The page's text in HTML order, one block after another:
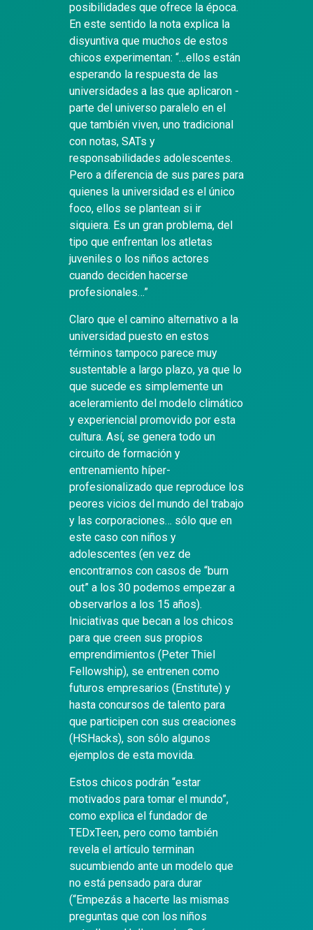
posibilidades que ofrece la época.
En este sentido la nota explica la
disyuntiva que muchos de estos
chicos experimentan: “…ellos están
esperando la respuesta de las
universidades a las que aplicaron -
parte del universo paralelo en el
que también viven, uno tradicional
con notas, SATs y
responsabilidades adolescentes.
Pero a diferencia de sus pares para
quienes la universidad es el único
foco, ellos se plantean si ir
siquiera. Es un gran problema, del
tipo que enfrentan los atletas
juveniles o los niños actores
cuando deciden hacerse
profesionales…”
Claro que el camino alternativo a la
universidad puesto en estos
términos tampoco parece muy
sustentable a largo plazo, ya que lo
que sucede es simplemente un
aceleramiento del modelo climático
y experiencial promovido por esta
cultura. Así, se genera todo un
circuito de formación y
entrenamiento híper-
profesionalizado que reproduce los
peores vicios del mundo del trabajo
y las corporaciones… sólo que en
este caso con niños y
adolescentes (en vez de
encontrarnos con casos de “burn
out” a los 30 podemos empezar a
observarlos a los 15 años).
Iniciativas que becan a los chicos
para que creen sus propios
emprendimientos (Peter Thiel
Fellowship), se entrenen como
futuros empresarios (Enstitute) y
hasta concursos de talento para
que participen con sus creaciones
(HSHacks), son sólo algunos
ejemplos de esta movida.
Estos chicos podrán “estar
motivados para tomar el mundo”,
como explica el fundador de
TEDxTeen, pero como también
revela el artículo terminan
sucumbiendo ante un modelo que
no está pensado para durar
(“Empezás a hacerte las mismas
preguntas que con los niños